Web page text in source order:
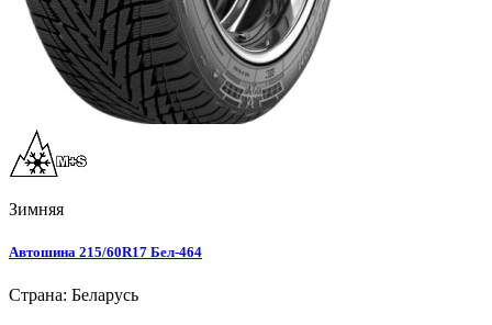
Зимняя
Автошина 215/60R17 Бел-464
Страна: Беларусь